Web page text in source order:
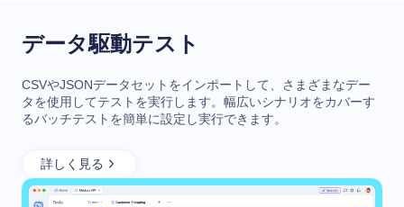
データ駆動テスト
CSVやJSONデータセットをインポートして、さまざまなデー
タを使用してテストを実行します。幅広いシナリオをカバーす
るバッチテストを簡単に設定し実行できます。
詳しく見る